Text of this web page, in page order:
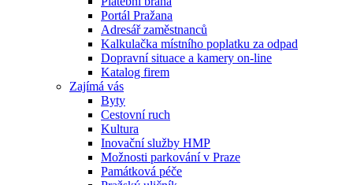
Portál Pražana
Adresář zaměstnanců
Kalkulačka místního poplatku za odpad
Dopravní situace a kamery on-line
Katalog firem
Zajímá vás
Byty
Cestovní ruch
Kultura
Inovační služby HMP
Možnosti parkování v Praze
Památková péče